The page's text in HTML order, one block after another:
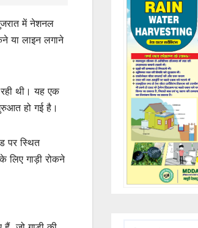
में नेशनल
या लाइन लगाने
थी। यह एक
हो गई है।
पर स्थित
लिए गाड़ी रोकने